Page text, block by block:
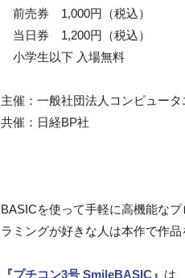
前売券 1,000円（税込）
当日券 1,200円（税込）
小学生以下 入場無料
主催：一般社団法人コンピュー
共催：日経BP社
BASICを使って手軽に高機能な
ラミングが好きな人は本作で作
『プチコン3号 SmileBASIC』 は